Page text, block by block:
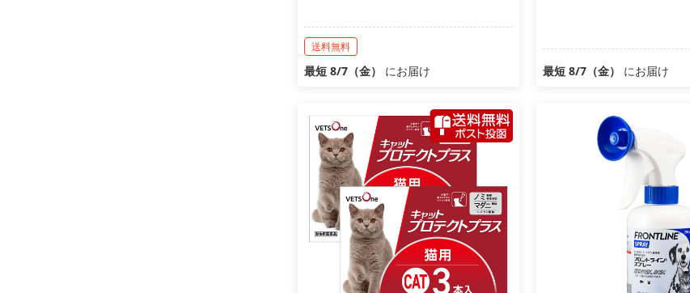
送料無料
最短 8/7（金） にお届け 最短 8/7（金） にお届け